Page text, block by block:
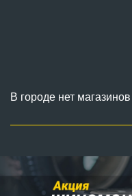
В городе нет